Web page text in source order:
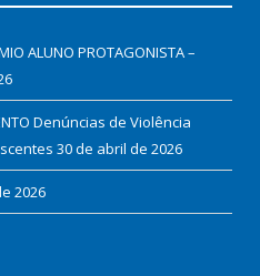
ALUNO PROTAGONISTA –
Denúncias de Violência
30 de abril de 2026
2026